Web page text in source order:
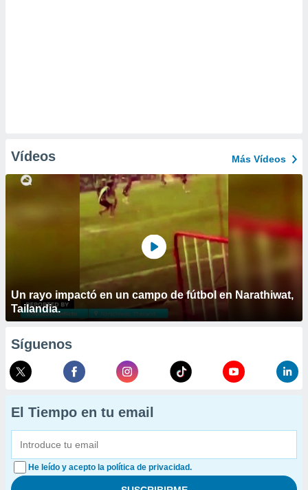
Vídeos Más Vídeos
Un rayo impactó en un campo de fútbol en Narathiwat,
Tailandia.
Síguenos
El Tiempo en tu email
He leído y acepto la política de privacidad.